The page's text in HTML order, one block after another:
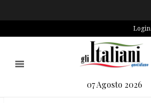
Login
07 Agosto 2026